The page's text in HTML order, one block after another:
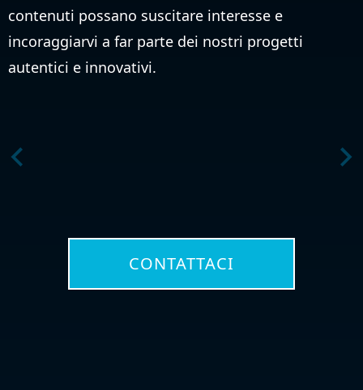
contenuti possano suscitare interesse e
incoraggiarvi a far parte dei nostri progetti
autentici e innovativi.
CONTATTACI